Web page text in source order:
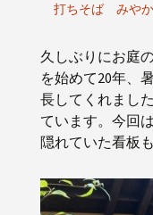
打ちそば みや
久しぶりにお庭
を始めて20年、
長してくれまし
ています。今回
隠れていた看板